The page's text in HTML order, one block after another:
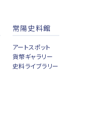
常陽史料館
アートスポット
貨幣ギャラリー
史料ライブラリー